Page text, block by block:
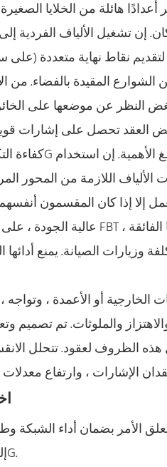
المقيدة بالفضاء. من
النظر عن موضعها على
تعمل إلا إذا كان المقسمون
وزيارات الصيانة. يمنع
والملوثات. تم تصميم
الظروف لعقود. تتحلل
تكنولوجيا: PLC إلزامي للأداء والتوحيد والموثوقية في 5G.